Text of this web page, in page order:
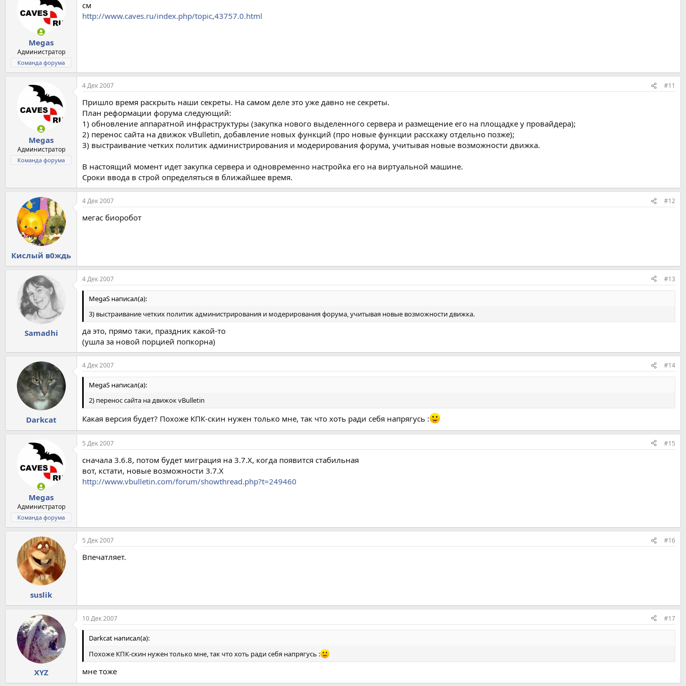
Megas
Администратор
Команда форума
см
http://www.caves.ru/index.php/topic,43757.0.html
Megas
Администратор
Команда форума
4 Дек 2007 #11
Пришло время раскрыть наши секреты. На самом деле это уже давно не секреты.
План реформации форума следующий:
1) обновление аппаратной инфраструктуры (закупка нового выделенного сервера и размещение его на площадке у провайдера);
2) перенос сайта на движок vBulletin, добавление новых функций (про новые функции расскажу отдельно позже);
3) выстраивание четких политик администрирования и модерирования форума, учитывая новые возможности движка.
В настоящий момент идет закупка сервера и одновременно настройка его на виртуальной машине.
Сроки ввода в строй определяться в ближайшее время.
Кислый в0ждь
4 Дек 2007 #12
мегас биоробот
Samadhi
4 Дек 2007 #13
MegaS написал(а):
3) выстраивание четких политик администрирования и модерирования форума, учитывая новые возможности движка.
да это, прямо таки, праздник какой-то
(ушла за новой порцией попкорна)
Darkcat
4 Дек 2007 #14
MegaS написал(а):
2) перенос сайта на движок vBulletin
Какая версия будет? Похоже КПК-скин нужен только мне, так что хоть ради себя напрягусь :
Megas
Администратор
Команда форума
5 Дек 2007 #15
сначала 3.6.8, потом будет миграция на 3.7.Х, когда появится стабильная
вот, кстати, новые возможности 3.7.X
http://www.vbulletin.com/forum/showthread.php?t=249460
suslik
5 Дек 2007 #16
Впечатляет.
XYZ
10 Дек 2007 #17
Darkcat написал(а):
Похоже КПК-скин нужен только мне, так что хоть ради себя напрягусь :
мне тоже